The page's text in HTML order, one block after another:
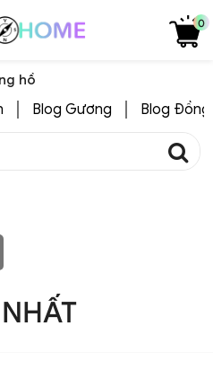
0
hồ
Blog Gương Blog